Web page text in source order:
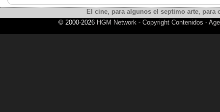
El cine, para algunos el septimo arte,
© 2000-2026 HGM Network- Copyright Contenidos -